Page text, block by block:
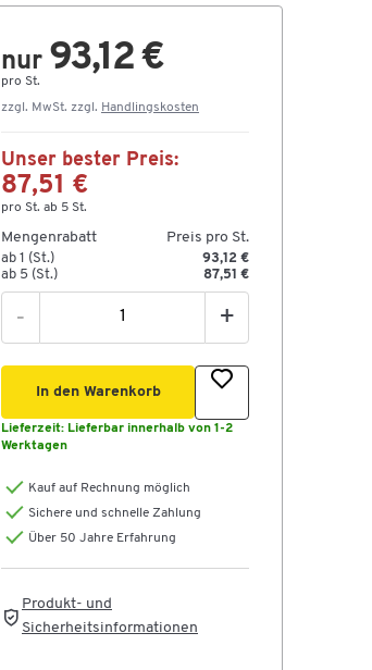
nur 93,12 €
pro St.
zzgl. MwSt. zzgl. Handlingskosten
Unser bester Preis:
87,51 €
pro St. ab 5 St.
Mengenrabatt Preis pro St.
ab 1 (St.)
93,12 €
ab 5 (St.)
87,51 €
- +
In den Warenkorb
Lieferzeit: Lieferbar innerhalb von 1-2
Werktagen
Kauf auf Rechnung möglich
Sichere und schnelle Zahlung
Über 50 Jahre Erfahrung
Produkt- und
Sicherheitsinformationen